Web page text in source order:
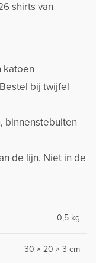
shirts van
katoen
bij twijfel
binnenstebuiten
de lijn. Niet in de
0,5 kg
30 × 20 × 3 cm